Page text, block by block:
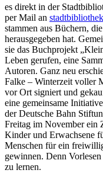
es direkt in der
per Mail an
stammen aus Büchern,
herausgegeben hat.
sie das Buchprojekt
Leben gerufen, eine
Autoren. Ganz neu
Falke – Winterzeit voller
vor Ort signiert und
eine gemeinsame
der Deutsche Bahn
Freitag im November ein
Kinder und Erwachsene
Menschen für ein
gewinnen. Denn
zu lernen.